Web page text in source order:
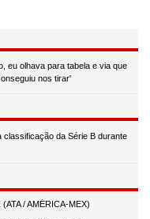
eu olhava para tabela e via que
nos tirar'
classificação da Série B durante